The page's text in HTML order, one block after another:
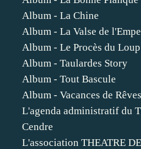
Album - La Chine
Album - La Valse de
Album - Le Procès du Loup
Album - Taulardes Story
Album - Tout Bascule
Album - Vacances de Rêves
L'agenda administratif du
Cendre
L'association THEATRE